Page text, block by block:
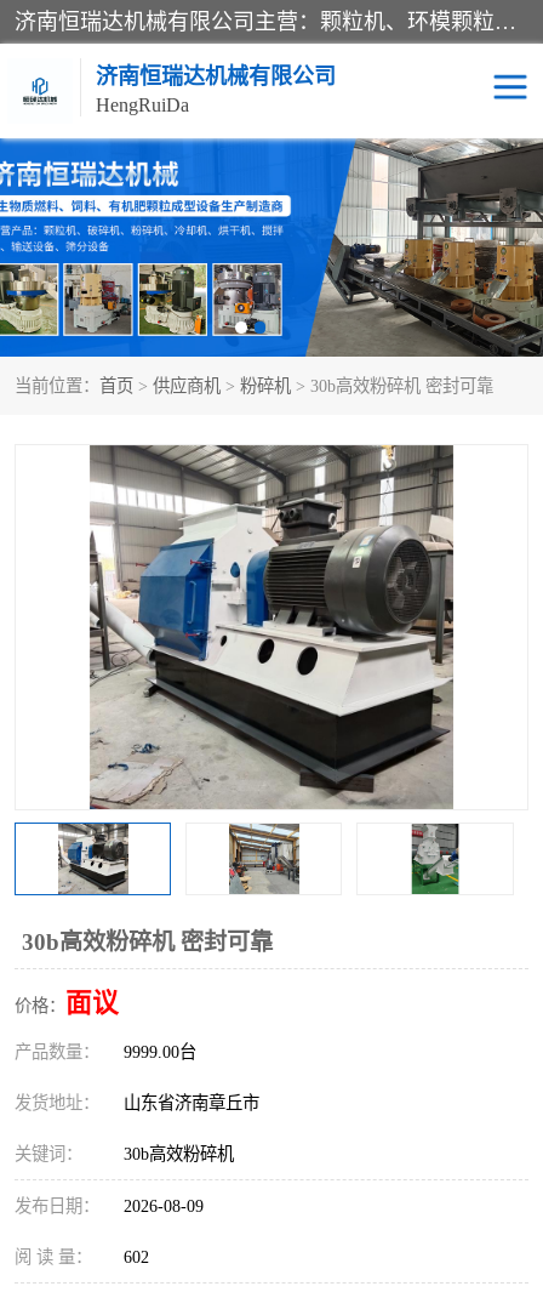
济南恒瑞达机械有限公司主营：颗粒机、环模颗粒机、平模颗粒机、粉碎机、滚筒筛分机、冷却机、颗粒燃烧机、生物质颗粒机、木屑颗粒机、秸秆颗粒机、饲料颗粒机、燃料颗粒机、木材粉碎机、秸秆粉碎机、饲料粉碎机、颗粒冷却机、锯末滚筒筛、锤片粉碎机、滚筒筛、搅拌机等产品。
济南恒瑞达机械有限公司
HengRuiDa
当前位置： 首页 > 供应商机 > 粉碎机 > 30b高效粉碎机 密封可靠
30b高效粉碎机 密封可靠
价格： 面议
产品数量： 9999.00台
发货地址： 山东省济南章丘市
关键词： 30b高效粉碎机
发布日期： 2026-08-09
阅 读 量： 602
颗粒机 环模颗粒机
平模颗粒机 生物质颗粒机
秸秆颗粒机 饲料颗粒机
燃料颗粒机 木屑颗粒机
粉碎机 秸秆粉碎机
木材粉碎机 锤片粉碎机
搅拌机 冷却机
颗粒冷却机 颗粒燃烧机
滚筒筛 滚筒筛分机
锯末滚筒筛